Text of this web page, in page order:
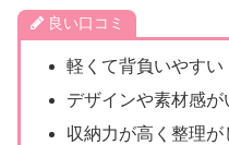
良い口コミ
軽くて背負いやすい
デザインや素材感が
収納力が高く整理が